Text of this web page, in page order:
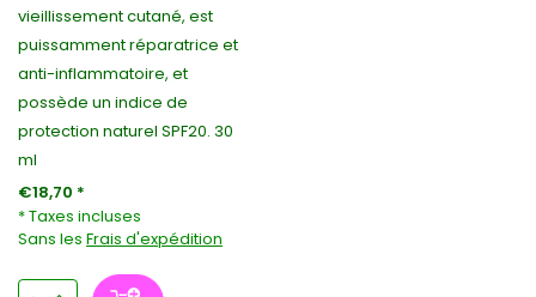
vieillissement cutané, est
puissamment réparatrice et
anti-inflammatoire, et
possède un indice de
protection naturel SPF20. 30
ml
€18,70 *
* Taxes incluses
Sans les Frais d'expédition